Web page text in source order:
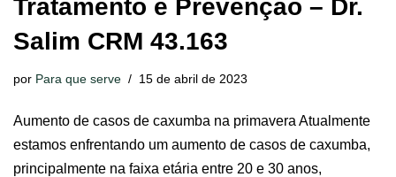
Tratamento e Prevenção – Dr.
Salim CRM 43.163
por Para que serve 15 de abril de 2023
Aumento de casos de caxumba na primavera Atualmente
estamos enfrentando um aumento de casos de caxumba,
principalmente na faixa etária entre 20 e 30 anos,